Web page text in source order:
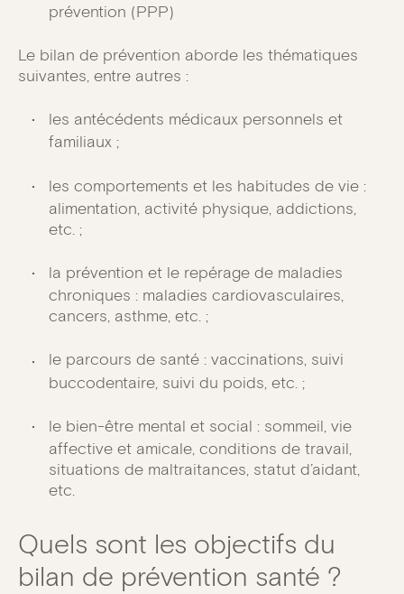
prévention (PPP)
Le bilan de prévention aborde les thématiques
suivantes, entre autres :
les antécédents médicaux personnels et
familiaux ;
les comportements et les habitudes de vie :
alimentation, activité physique, addictions,
etc. ;
la prévention et le repérage de maladies
chroniques : maladies cardiovasculaires,
cancers, asthme, etc. ;
le parcours de santé : vaccinations, suivi
buccodentaire, suivi du poids, etc. ;
le bien-être mental et social : sommeil, vie
affective et amicale, conditions de travail,
situations de maltraitances, statut d’aidant,
etc.
Quels sont les objectifs du
bilan de prévention santé ?